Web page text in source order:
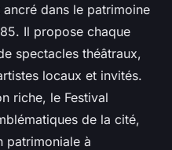
dans le patrimoine
Il propose chaque
spectacles théâtraux,
locaux et invités.
riche, le Festival
de la cité,
patrimoniale à